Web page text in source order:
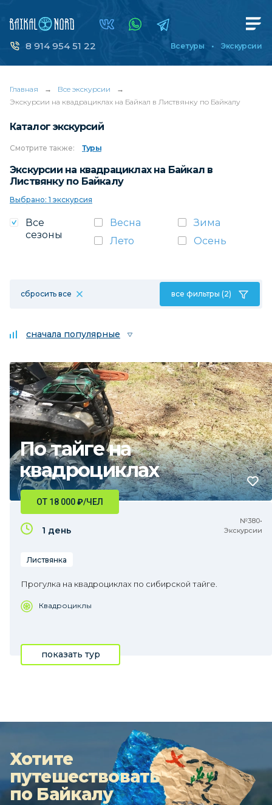
8 914 954 51 22 Все туры Экскурсии
Главная → Все экскурсии
→
Экскурсии на квадрациклах на Байкал в Листвянку по Байкалу
Каталог экскурсий
Смотрите также: Туры
Экскурсии на квадрациклах на Байкал в
Листвянку по Байкалу
Выбрано: 1 экскурсия
Все
сезоны
Весна
Зима
Лето
Осень
сбросить все все фильтры (2)
сначала популярные
По тайге на
квадроциклах
№380•
Экскурсии
ОТ 18 000₽/ЧЕЛ
1 день
Листвянка
Прогулка на квадроциклах по сибирской тайге.
Квадроциклы
показать тур
Хотите
путешествовать
по Байкалу